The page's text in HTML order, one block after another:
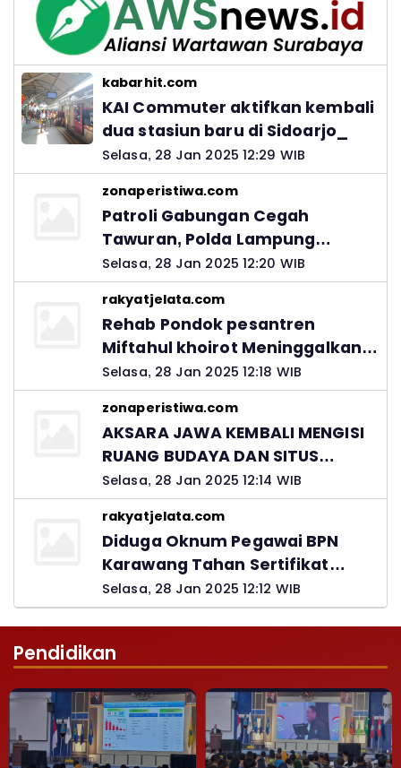
kabarhit.com
KAI Commuter aktifkan kembali
dua stasiun baru di Sidoarjo_
Selasa, 28 Jan 2025 12:29 WIB
zonaperistiwa.com
Patroli Gabungan Cegah
Tawuran, Polda Lampung
Ingatkan Peran Orang Tua
Selasa, 28 Jan 2025 12:20 WIB
rakyatjelata.com
Rehab Pondok pesantren
Miftahul khoirot Meninggalkan
Hutang Ke Material, Mantan
Kadis PUPR Harus Bertanggung
Jawab
Selasa, 28 Jan 2025 12:18 WIB
zonaperistiwa.com
AKSARA JAWA KEMBALI MENGISI
RUANG BUDAYA DAN SITUS
LELUHUR NUSANTARA
Selasa, 28 Jan 2025 12:14 WIB
rakyatjelata.com
Diduga Oknum Pegawai BPN
Karawang Tahan Sertifikat
Pemohon PTSL
Selasa, 28 Jan 2025 12:12 WIB
Pendidikan